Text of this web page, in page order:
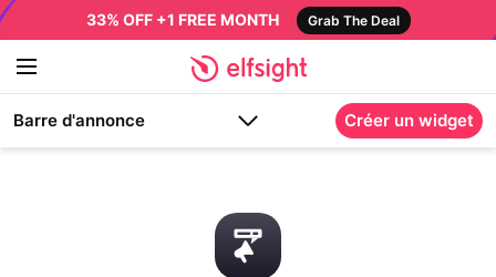
33% OFF +1 FREE MONTH Grab The Deal
Barre d'annonce Créer un widget